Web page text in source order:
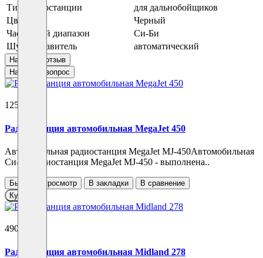
Тип радиостанции
для дальнобойщиков
Цвет
Черный
Частотный диапазон
Си-Би
Шумоподавитель
автоматический
Написать отзыв
Написать вопрос
12560 ₽
Радиостанция автомобильная MegaJet 450
Автомобильная радиостанция MegaJet MJ-450Автомобильная
Си-Би радиостанция MegaJet MJ-450 - выполнена..
Быстрый просмотр В закладки
В сравнение
Купить
4900 ₽
Радиостанция автомобильная Midland 278